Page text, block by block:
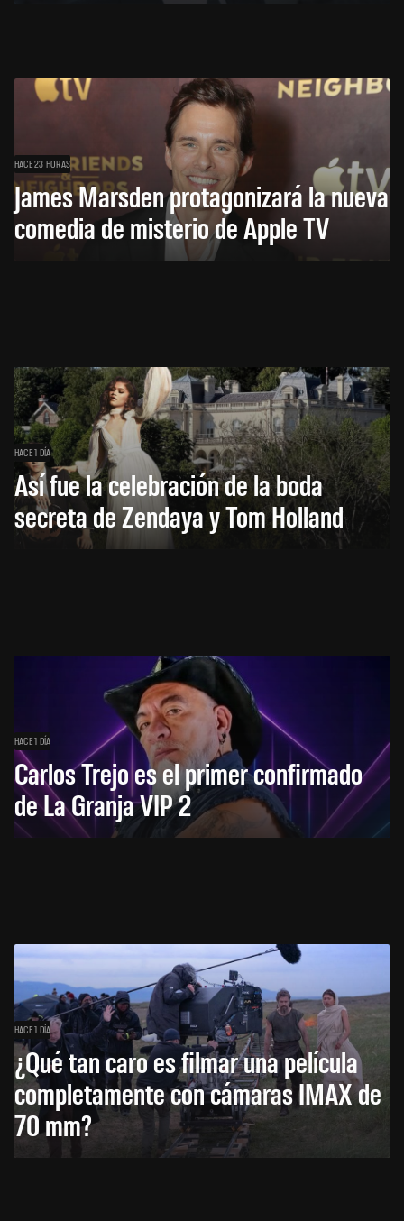
HACE 23 HORAS
James Marsden protagonizará la nueva
comedia de misterio de Apple TV
HACE 1 DÍA
Así fue la celebración de la boda
secreta de Zendaya y Tom Holland
HACE 1 DÍA
Carlos Trejo es el primer confirmado
de La Granja VIP 2
HACE 1 DÍA
¿Qué tan caro es filmar una película
completamente con cámaras IMAX de
70 mm?